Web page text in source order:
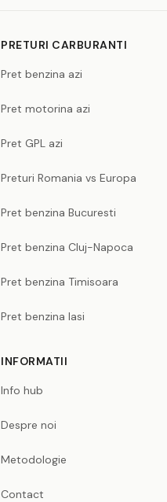
PRETURI CARBURANTI
Pret benzina azi
Pret motorina azi
Pret GPL azi
Preturi Romania vs Europa
Pret benzina Bucuresti
Pret benzina Cluj-Napoca
Pret benzina Timisoara
Pret benzina Iasi
INFORMATII
Info hub
Despre noi
Metodologie
Contact